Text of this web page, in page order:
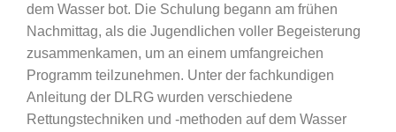
dem Wasser bot. Die Schulung begann am frühen
Nachmittag, als die Jugendlichen voller Begeisterung
zusammenkamen, um an einem umfangreichen
Programm teilzunehmen. Unter der fachkundigen
Anleitung der DLRG wurden verschiedene
Rettungstechniken und -methoden auf dem Wasser